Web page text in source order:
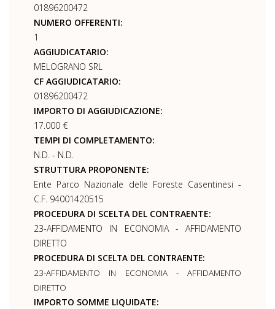
01896200472
NUMERO OFFERENTI:
1
AGGIUDICATARIO:
MELOGRANO SRL
CF AGGIUDICATARIO:
01896200472
IMPORTO DI AGGIUDICAZIONE:
17.000 €
TEMPI DI COMPLETAMENTO:
N.D. - N.D.
STRUTTURA PROPONENTE:
Ente Parco Nazionale delle Foreste Casentinesi -
C.F. 94001420515
PROCEDURA DI SCELTA DEL CONTRAENTE:
23-AFFIDAMENTO IN ECONOMIA - AFFIDAMENTO
DIRETTO
PROCEDURA DI SCELTA DEL CONTRAENTE:
23-AFFIDAMENTO IN ECONOMIA - AFFIDAMENTO
DIRETTO
IMPORTO SOMME LIQUIDATE: